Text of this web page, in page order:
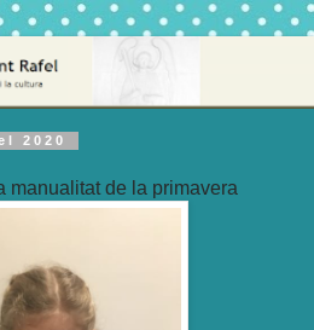
2020
manualitat de la primavera